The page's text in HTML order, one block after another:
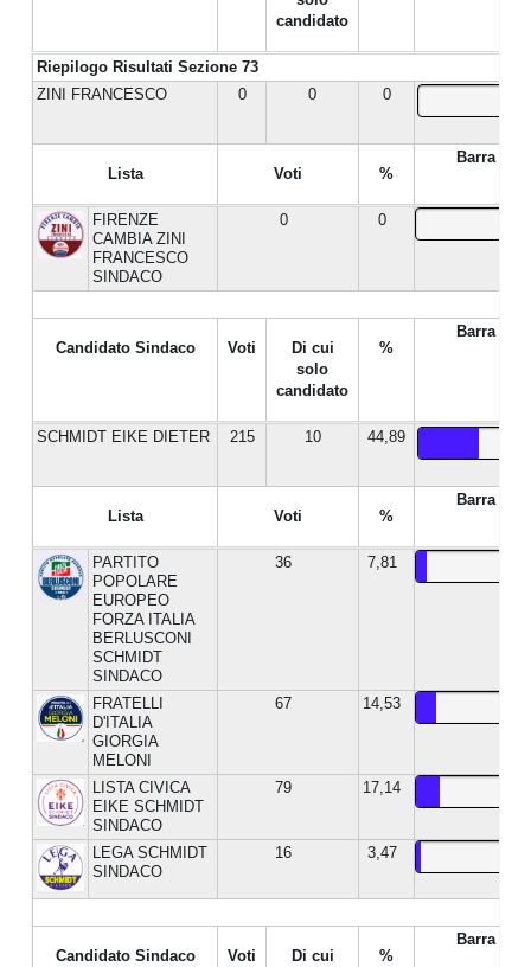
Riepilogo Risultati Sezione 73
candidato
ZINI FRANCESCO 0 0 0
Lista Voti %
Barra %
FIRENZE
CAMBIA ZINI
FRANCESCO
SINDACO
0 0
Candidato Sindaco Voti
Di cui
solo
candidato
%
Barra %
SCHMIDT EIKE DIETER 215 10 44,89
Lista Voti %
Barra %
PARTITO
POPOLARE
EUROPEO
FORZA ITALIA
BERLUSCONI
SCHMIDT
SINDACO
36 7,81
FRATELLI
D'ITALIA
GIORGIA
MELONI
67 14,53
LISTA CIVICA
EIKE SCHMIDT
SINDACO
79 17,14
LEGA SCHMIDT
SINDACO
16 3,47
Candidato Sindaco Voti
Di cui
%
Barra %